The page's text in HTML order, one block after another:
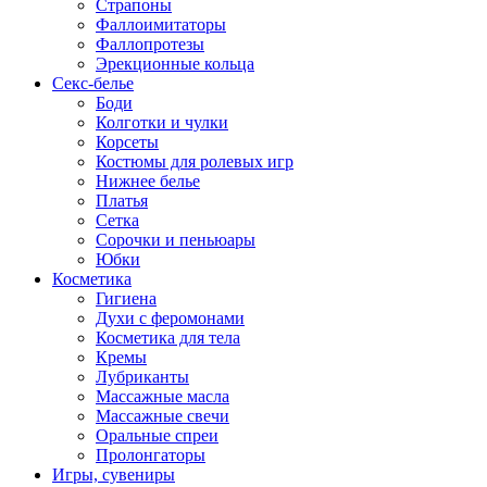
Страпоны
Фаллоимитаторы
Фаллопротезы
Эрекционные кольца
Секс-белье
Боди
Колготки и чулки
Корсеты
Костюмы для ролевых игр
Нижнее белье
Платья
Сетка
Сорочки и пеньюары
Юбки
Косметика
Гигиена
Духи с феромонами
Косметика для тела
Кремы
Лубриканты
Массажные масла
Массажные свечи
Оральные спреи
Пролонгаторы
Игры, сувениры